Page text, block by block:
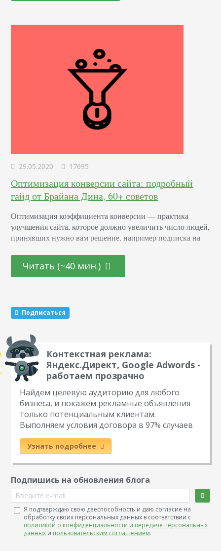
анализа. Он выходит за рамки контекстной рекламы.
29.05.2020 17695
Оптимизация конверсии сайта: подробный
гайд от Брайана Дина, 60+ советов
Оптимизация коэффициента конверсии — практика
улучшения сайта, которое должно увеличить число людей,
принявших нужно вам решение, например подписка на
действие, которое вам нужно от пользователя. От него
зависит ваша выгода. Что такое показатель конверсии Это
Читать (~40 мин.)
Подписаться
Контекстная реклама:
Яндекс.Директ, Google Adwords -
работаем прозрачно
Найдем целевую аудиторию для любого
бизнеса, и покажем рекламные объявления
только потенциальным клиентам.
Выполняем условия договора в 97% случаев
Узнать подробнее
Подпишись на обновления блога
Введите e-mail
Я подтверждаю свою дееспособность и даю согласие на
обработку своих персональных данных в соответствии с
политикой о конфиденциальности и передаче персональных
данных и пользовательским соглашением.